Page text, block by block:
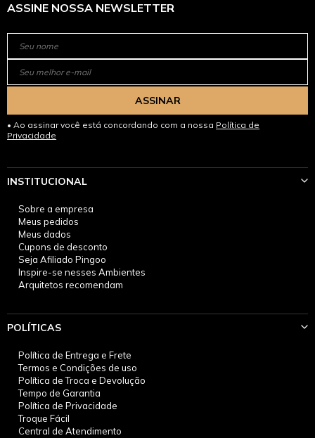
ASSINE NOSSA NEWSLETTER
ASSINAR
Ao assinar você está concordando com a nossa Política de
Privacidade
INSTITUCIONAL
Sobre a empresa
Meus pedidos
Meus dados
Cupons de desconto
Seja Afiliado Pingoo
Inspire-se nesses Ambientes
Arquitetos recomendam
POLÍTICAS
Política de Entrega e Frete
Termos e Condições de uso
Política de Troca e Devolução
Tempo de Garantia
Política de Privacidade
Troque Fácil
Central de Atendimento